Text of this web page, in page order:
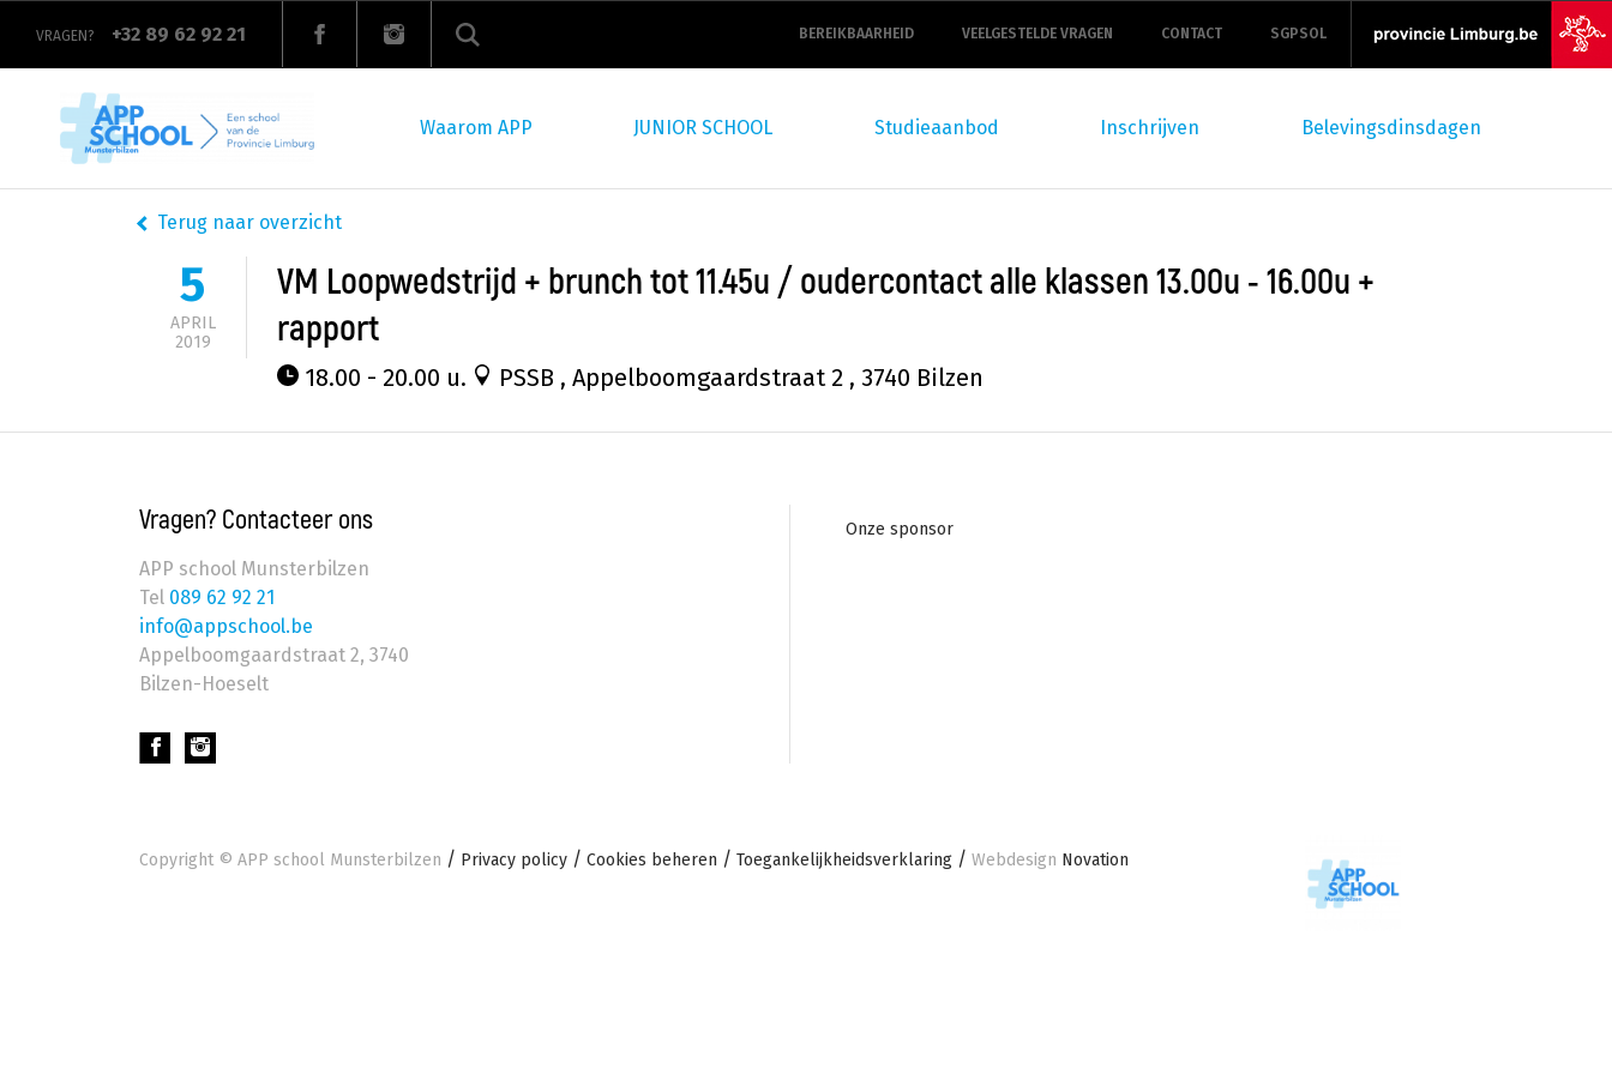
Overslaan
naar
de
VRAGEN? +32 89 62 92 21
navigation
BEREIKBAARHEID VEELGESTELDE VRAGEN CONTACT SGPSOL
Waarom APP
JUNIOR SCHOOL Studieaanbod Inschrijven Belevingsdinsdagen
Terug naar overzicht
5
APRIL
2019
VM Loopwedstrijd + brunch tot 11.45u / oudercontact alle klassen 13.00u - 16.00u +
rapport
18.00 - 20.00 u. PSSB , Appelboomgaardstraat 2 , 3740 Bilzen
Vragen? Contacteer ons
APP school Munsterbilzen
Tel 089 62 92 21
info@appschool.be
Appelboomgaardstraat 2, 3740
Bilzen-Hoeselt
Footer
navigation
Onze sponsor
Footer
onder
Copyright © APP school Munsterbilzen Privacy policy Cookies beheren Toegankelijkheidsverklaring Webdesign Novation